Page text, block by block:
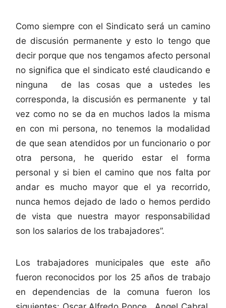
Como siempre con el Sindicato será un camino
de discusión permanente y esto lo tengo que
decir porque que nos tengamos afecto personal
no significa que el sindicato esté claudicando e
ninguna de las cosas que a ustedes les
corresponda, la discusión es permanente y tal
vez como no se da en muchos lados la misma
en con mi persona, no tenemos la modalidad
de que sean atendidos por un funcionario o por
otra persona, he querido estar el forma
personal y si bien el camino que nos falta por
andar es mucho mayor que el ya recorrido,
nunca hemos dejado de lado o hemos perdido
de vista que nuestra mayor responsabilidad
son los salarios de los trabajadores”.
Los trabajadores municipales que este año
fueron reconocidos por los 25 años de trabajo
en dependencias de la comuna fueron los